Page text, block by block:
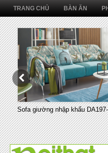
TRANG CHỦ BÀN ĂN
Sofa giường nhập khẩu